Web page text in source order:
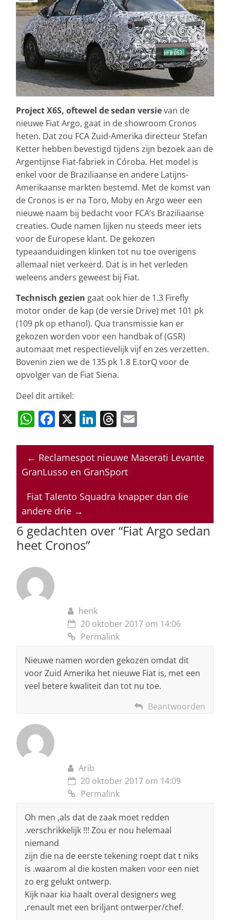
Project X6S, oftewel de sedan versievan de
nieuwe Fiat Argo, gaat in de showroom Cronos
heten. Dat zou FCA Zuid-Amerika directeur Stefan
Ketter hebben bevestigd tijdens zijn bezoek aan de
Argentijnse Fiat-fabriek in Córoba. Het model is
enkel voor de Braziliaanse en andere Latijns-
Amerikaanse markten bestemd. Met de komst van
de Cronos is er na Toro, Moby en Argo weer een
nieuwe naam bij bedacht voor FCA’s Braziliaanse
creaties. Oude namen lijken nu steeds meer iets
voor de Europese klant. De gekozen
typeaanduidingen klinken tot nu toe overigens
allemaal niet verkeerd. Dat is in het verleden
weleens anders geweest bij Fiat.
Technisch gezien gaat ook hier de 1.3 Firefly
motor onder de kap (de versie Drive) met 101 pk
(109 pk op ethanol). Qua transmissie kan er
gekozen worden voor een handbak of (GSR)
automaat met respectievelijk vijf en zes verzetten.
Bovenin zien we de 135 pk 1.8 E.torQ voor de
opvolger van de Fiat Siena.
Deel dit artikel:
W
at
s
p
p
F
c
e
o
o
k
X Li
k
e
dI
n
T
re
a
s
ai
l
← Reclamespot nieuwe Maserati Levante
GranLusso en GranSport
Fiat Talento Squadra knapper dan die
andere drie →
6 gedachten over “Fiat Argo sedan
heet Cronos”
henk
20 oktober 2017 om 14:06
Permalink
Nieuwe namen worden gekozen omdat dit
voor Zuid Amerika het nieuwe Fiat is, met een
veel betere kwaliteit dan tot nu toe.
Beantwoorden
Arib
20 oktober 2017 om 14:09
Permalink
Oh men ,als dat de zaak moet redden
.verschrikkelijk !!! Zou er nou helemaal
niemand
zijn die na de eerste tekening roept dat t niks
is .waarom al die kosten maken voor een niet
zo erg gelukt ontwerp.
Kijk naar kia haalt overal designers weg
,renault met een briljant ontwerper/chef.